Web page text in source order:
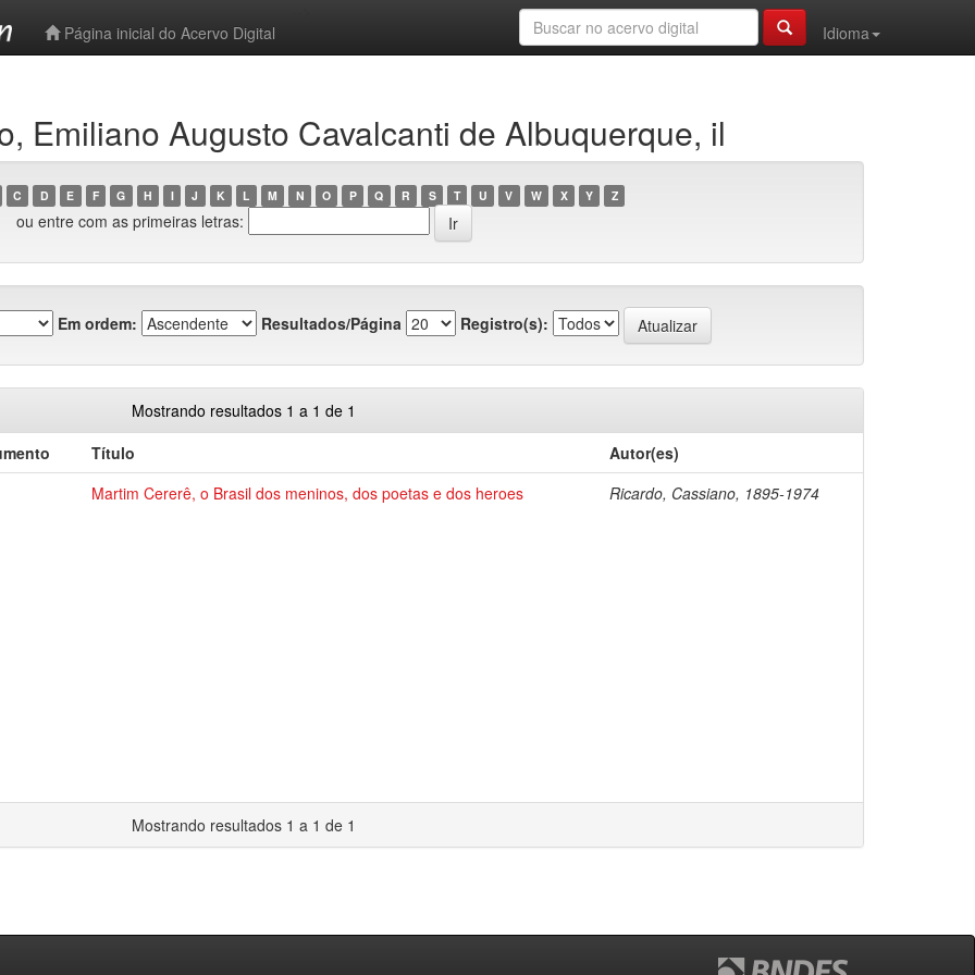
Página inicial do Acervo Digital
Idioma
Emiliano Augusto Cavalcanti de Albuquerque, il
C D E F G H I J K L M N O P Q R S T U V W X Y Z
ou entre com as primeiras letras:
Em ordem: Resultados/Página Registro(s):
Mostrando resultados 1 a 1 de 1
Título
Autor(es)
Martim Cererê, o Brasil dos meninos, dos poetas e dos heroes
Ricardo, Cassiano, 1895-1974
Mostrando resultados 1 a 1 de 1